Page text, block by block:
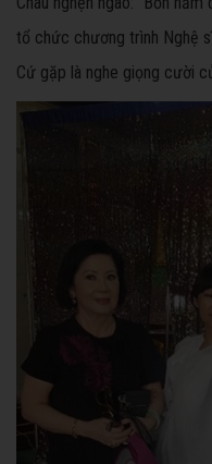
tổ chức chương trình Nghệ
Cứ gặp là nghe giọng cười